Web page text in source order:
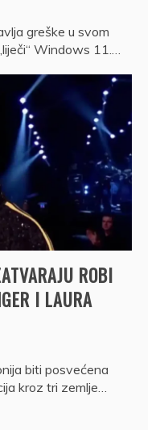
greške u svom
Windows 11.…
ROBI
I LAURA
biti posvećena
kroz tri zemlje…